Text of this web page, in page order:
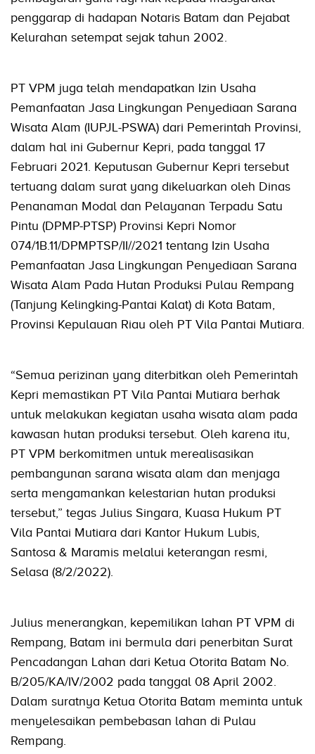
penggarap di hadapan Notaris Batam dan Pejabat
Kelurahan setempat sejak tahun 2002.
PT VPM juga telah mendapatkan Izin Usaha
Pemanfaatan Jasa Lingkungan Penyediaan Sarana
Wisata Alam (IUPJL-PSWA) dari Pemerintah Provinsi,
dalam hal ini Gubernur Kepri, pada tanggal 17
Februari 2021. Keputusan Gubernur Kepri tersebut
tertuang dalam surat yang dikeluarkan oleh Dinas
Penanaman Modal dan Pelayanan Terpadu Satu
Pintu (DPMP-PTSP) Provinsi Kepri Nomor
074/1B.11/DPMPTSP/II//2021 tentang Izin Usaha
Pemanfaatan Jasa Lingkungan Penyediaan Sarana
Wisata Alam Pada Hutan Produksi Pulau Rempang
(Tanjung Kelingking-Pantai Kalat) di Kota Batam,
Provinsi Kepulauan Riau oleh PT Vila Pantai Mutiara.
“Semua perizinan yang diterbitkan oleh Pemerintah
Kepri memastikan PT Vila Pantai Mutiara berhak
untuk melakukan kegiatan usaha wisata alam pada
kawasan hutan produksi tersebut. Oleh karena itu,
PT VPM berkomitmen untuk merealisasikan
pembangunan sarana wisata alam dan menjaga
serta mengamankan kelestarian hutan produksi
tersebut,” tegas Julius Singara, Kuasa Hukum PT
Vila Pantai Mutiara dari Kantor Hukum Lubis,
Santosa & Maramis melalui keterangan resmi,
Selasa (8/2/2022).
Julius menerangkan, kepemilikan lahan PT VPM di
Rempang, Batam ini bermula dari penerbitan Surat
Pencadangan Lahan dari Ketua Otorita Batam No.
B/205/KA/IV/2002 pada tanggal 08 April 2002.
Dalam suratnya Ketua Otorita Batam meminta untuk
menyelesaikan pembebasan lahan di Pulau
Rempang.